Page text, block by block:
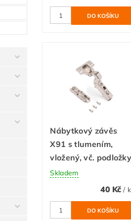
Nábytkový závěs
X91 s tlumením,
vložený, vč. podložky
Skladem
40 Kč/